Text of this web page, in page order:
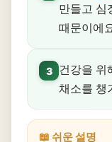
만들고 심
때문이에
3
건강을 위
채소를 챙
📖 쉬운 설명